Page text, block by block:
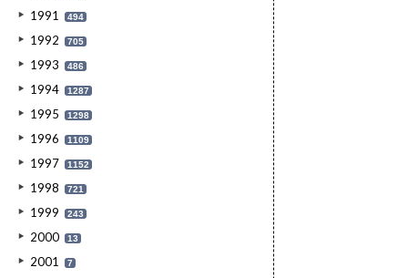
1991 494
1992 705
1993 486
1994 1287
1995 1298
1996 1109
1997 1152
1998 721
1999 243
2000 13
2001 7